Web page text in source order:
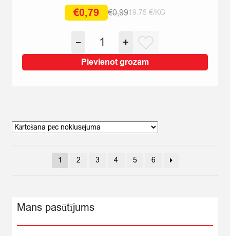
€0,99
Original
was:
€0,99.
€0,79
Current
€0,79.
19.75 €/KG
−
KART.BIEZENIS
BIEZENIS
REEVA
ĀTRI
SĪPOLIEM
TRAUKĀ
quantity
+
Pievienot grozam
1 2 3 4 5 6
Mans pasūtījums